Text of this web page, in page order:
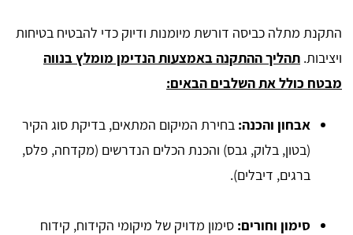
התקנת מתלה כביסה דורשת מיומנות ודיוק כדי להבטיח בטיחות
ויציבות. תהליך ההתקנה באמצעות הנדימן מומלץ בנווה
מבטח כולל את השלבים הבאים:
אבחון והכנה: בחירת המיקום המתאים, בדיקת סוג הקיר
(בטון, בלוק, גבס) והכנת הכלים הנדרשים (מקדחה, פלס,
ברגים, דיבלים).
סימון וחורים: סימון מדויק של מיקומי הקידוח, קידוח